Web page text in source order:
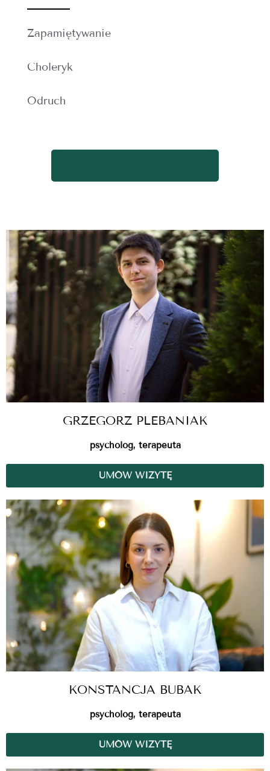
Zapamiętywanie
Choleryk
Odruch
GRZEGORZ PLEBANIAK
psycholog, terapeuta
UMÓW WIZYTĘ
KONSTANCJA BUBAK
psycholog, terapeuta
UMÓW WIZYTĘ